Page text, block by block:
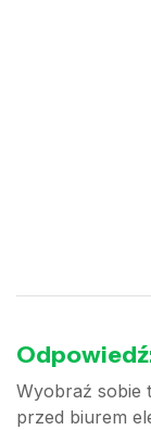
Wyobraź sobie
przed biurem